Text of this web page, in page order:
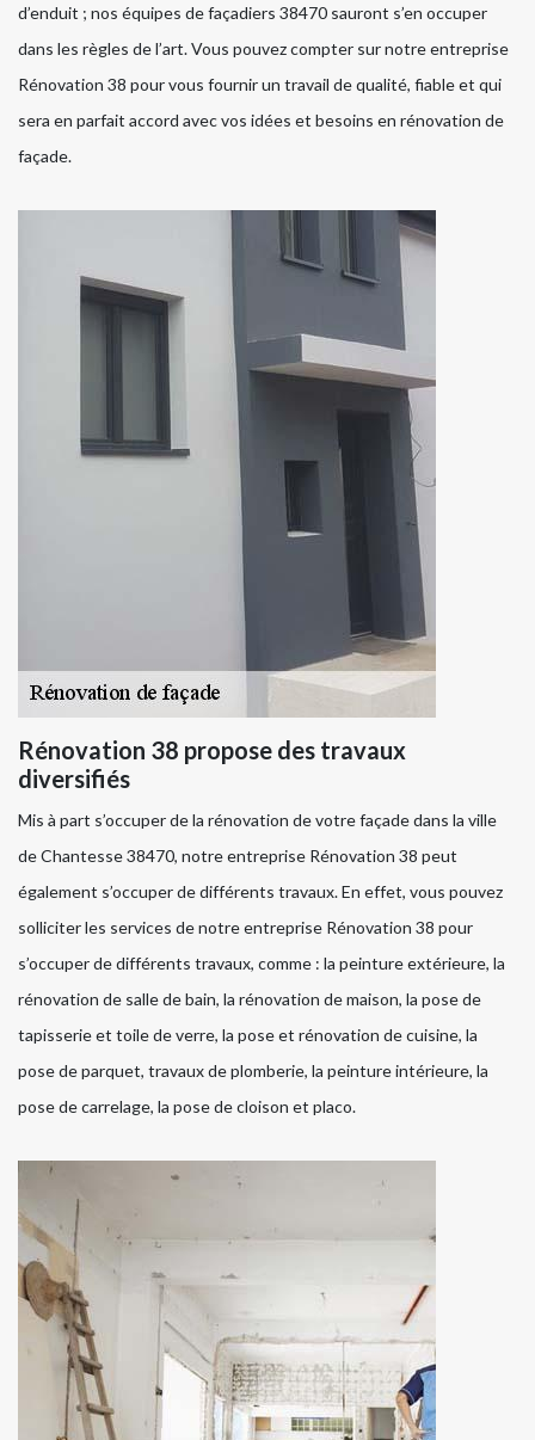
d’enduit ; nos équipes de façadiers 38470 sauront s’en occuper
dans les règles de l’art. Vous pouvez compter sur notre entreprise
Rénovation 38 pour vous fournir un travail de qualité, fiable et qui
sera en parfait accord avec vos idées et besoins en rénovation de
façade.
Rénovation 38 propose des travaux
diversifiés
Mis à part s’occuper de la rénovation de votre façade dans la ville
de Chantesse 38470, notre entreprise Rénovation 38 peut
également s’occuper de différents travaux. En effet, vous pouvez
solliciter les services de notre entreprise Rénovation 38 pour
s’occuper de différents travaux, comme : la peinture extérieure, la
rénovation de salle de bain, la rénovation de maison, la pose de
tapisserie et toile de verre, la pose et rénovation de cuisine, la
pose de parquet, travaux de plomberie, la peinture intérieure, la
pose de carrelage, la pose de cloison et placo.